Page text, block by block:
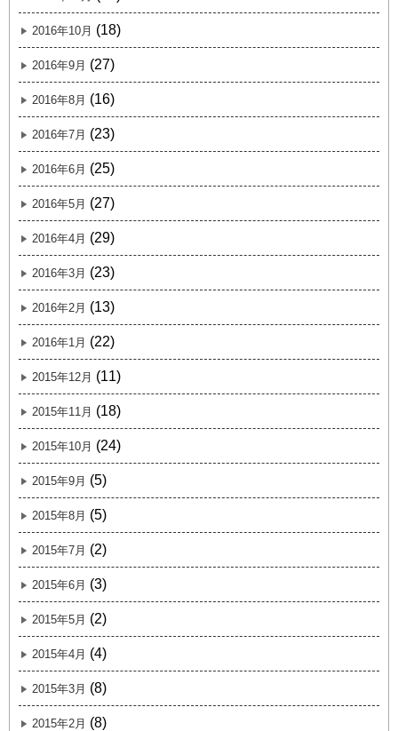
2016年10月 (18)
2016年9月 (27)
2016年8月 (16)
2016年7月 (23)
2016年6月 (25)
2016年5月 (27)
2016年4月 (29)
2016年3月 (23)
2016年2月 (13)
2016年1月 (22)
2015年12月 (11)
2015年11月 (18)
2015年10月 (24)
2015年9月 (5)
2015年8月 (5)
2015年7月 (2)
2015年6月 (3)
2015年5月 (2)
2015年4月 (4)
2015年3月 (8)
2015年2月 (8)